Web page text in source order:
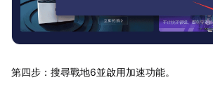
第四步：搜尋戰地6並啟用加速功能。